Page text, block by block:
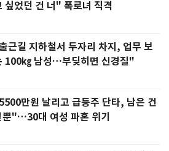
싶었던 건 너" 폭로녀 직격
근길 지하철서 두자리 차지, 업무 보
100㎏ 남성…부딪히면 신경질"
만원 날리고 급등주 단타, 남은 건
뿐"…30대 여성 파혼 위기